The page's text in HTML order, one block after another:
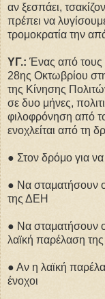
αν ξεσπάει,
πρέπει να
τρομοκρατία την
ΥΓ.: Ένας από τους
28ης Οκτωβρίου
της Κίνησης
σε δυο μήνες,
φιλοφρόνηση από
ενοχλείται από τη
● Στον δρόμο για
● Να σταματήσουν
της ΔΕΗ
● Να σταματήσουν
λαϊκή παρέλαση
● Αν η λαϊκή
ένοχοι